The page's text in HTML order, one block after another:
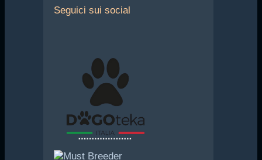
Seguici sui social